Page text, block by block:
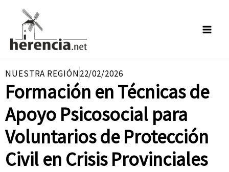
contenido
NUESTRA REGIÓN22/02/2026
Formación en Técnicas de
Apoyo Psicosocial para
Voluntarios de Protección
Civil en Crisis Provinciales